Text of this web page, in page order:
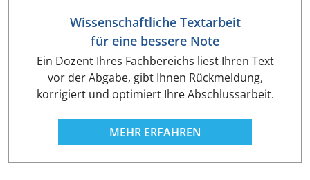
Wissenschaftliche Textarbeit
für eine bessere Note
Ein Dozent Ihres Fachbereichs liest Ihren Text
vor der Abgabe, gibt Ihnen Rückmeldung,
korrigiert und optimiert Ihre Abschlussarbeit.
MEHR ERFAHREN